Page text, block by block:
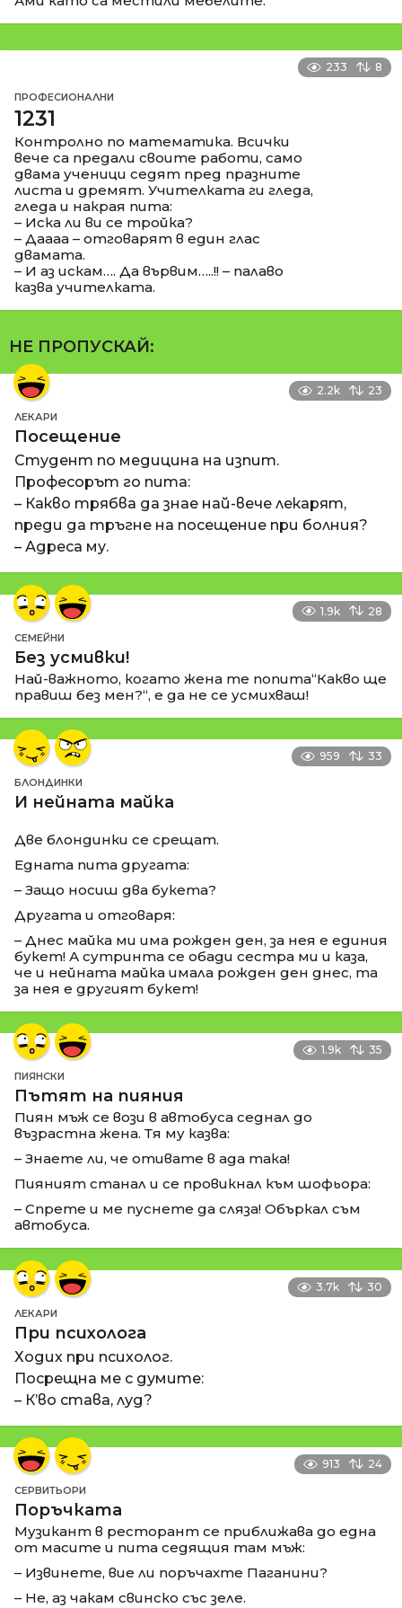
233 8
ПРОФЕСИОНАЛНИ
1231
Контролно по математика. Всички
вече са предали своите работи, само
двама ученици седят пред празните
листа и дремят. Учителката ги гледа,
гледа и накрая пита:
– Иска ли ви се тройка?
– Даааа – отговарят в един глас
двамата.
– И аз искам…. Да вървим…..!! – палаво
казва учителката.
НЕ ПРОПУСКАЙ:
2.2k 23
ЛЕКАРИ
Посещение
Студент по медицина на изпит.
Професорът го пита:
– Какво трябва да знае най-вече лекарят,
преди да тръгне на посещение при болния?
– Адреса му.
1.9k 28
СЕМЕЙНИ
Без усмивки!
Най-важното, когато жена те попита“Какво ще
правиш без мен?“, е да не се усмихваш!
959 33
БЛОНДИНКИ
И нейната майка
Две блондинки се срещат.
Едната пита другата:
– Защо носиш два букета?
Другата и отговаря:
– Днес майка ми има рожден ден, за нея е единия
букет! А сутринта се обади сестра ми и каза,
че и нейната майка имала рожден ден днес, та
за нея е другият букет!
1.9k 35
ПИЯНСКИ
Пътят на пияния
Пиян мъж се вози в автобуса седнал до
възрастна жена. Тя му казва:
– Знаете ли, че отивате в ада така!
Пияният станал и се провикнал към шофьора:
– Спрете и ме пуснете да сляза! Объркал съм
автобуса.
3.7k 30
ЛЕКАРИ
При психолога
Ходих при психолог.
Посрещна ме с думите:
– К’во става, луд?
913 24
СЕРВИТЬОРИ
Поръчката
Музикант в ресторант се приближава до една
от масите и пита седящия там мъж:
– Извинете, вие ли поръчахте Паганини?
– Не, аз чакам свинско със зеле.